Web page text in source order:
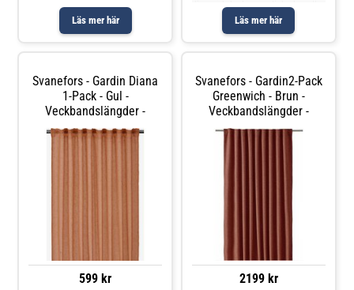
Läs mer här
använda ringar, nålkrokar eller
fingerkrokar. Snören i rynkbandet
Läs mer här
en modern vågformad stil.
Gardinkrokar ingår ej. En
gardinlängd per förpackning.
Svanefors - Gardin Diana
1-Pack - Gul -
Veckbandslängder -
599 kr
Svanefors - Gardin2-Pack
Greenwich - Brun -
Veckbandslängder -
2199 kr